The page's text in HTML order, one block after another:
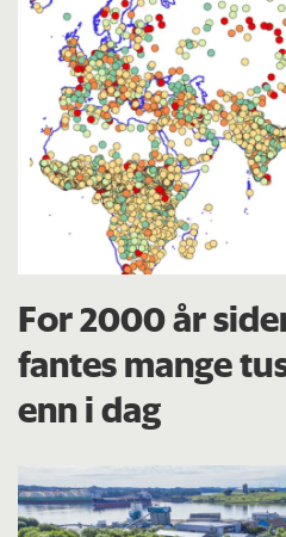
For 2000 år
fantes mange
enn i dag